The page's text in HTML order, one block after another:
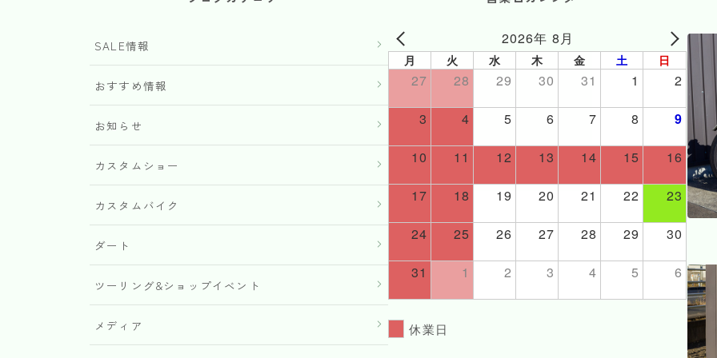
SALE情報
おすすめ情報
お知らせ
カスタムショー
カスタムバイク
ダート
ツーリング&ショップイベント
メディア
2026年 8月
月 火 水 木 金 土 日
27 28 29 30 31 1 2
3 4 5 6 7 8 9
10 11 12 13 14 15 16
17 18 19 20 21 22 23
24 25 26 27 28 29 30
31 1 2 3 4 5 6
休業日